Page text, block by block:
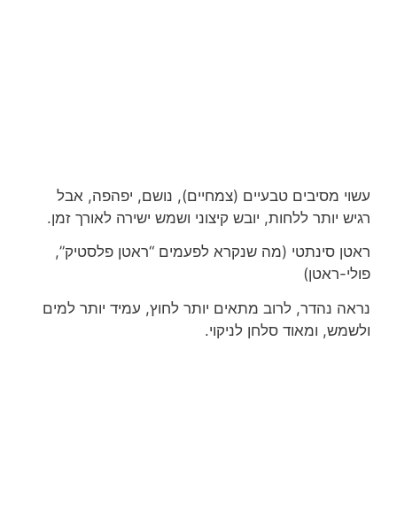
עשוי מסיבים טבעיים (צמחיים), נושם, יפהפה, אבל
רגיש יותר ללחות, יובש קיצוני ושמש ישירה לאורך זמן.
ראטן סינתטי (מה שנקרא לפעמים “ראטן פלסטיק”,
פולי-ראטן)
נראה נהדר, לרוב מתאים יותר לחוץ, עמיד יותר למים
ולשמש, ומאוד סלחן לניקוי.